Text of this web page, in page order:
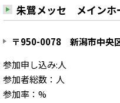
朱鷺メッセ メインホ
〒950-0078 新潟市中央
参加申し込み:人
参加者総数：人
参加率：%